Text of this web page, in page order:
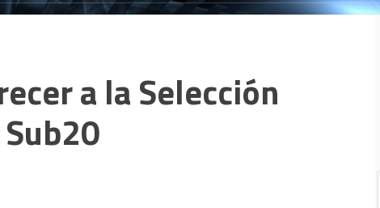
a la Selección